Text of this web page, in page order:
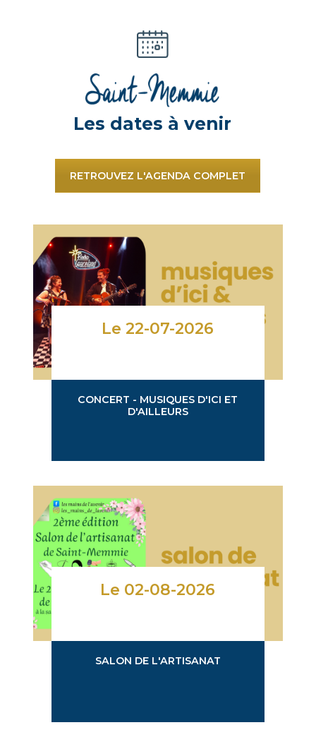
Les dates à venir
RETROUVEZ L'AGENDA COMPLET
Le 22-07-2026
CONCERT - MUSIQUES D'ICI ET
D'AILLEURS
Le 02-08-2026
SALON DE L'ARTISANAT